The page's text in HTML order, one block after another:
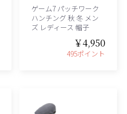
ゲーム7 パッチワーク
ハンチング 秋 冬 メン
ズ レディース 帽子
￥4,950
495ポイント